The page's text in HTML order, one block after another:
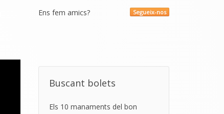
Segueix-nos
Ens fem amics?
Buscant bolets
Els 10 manaments del bon